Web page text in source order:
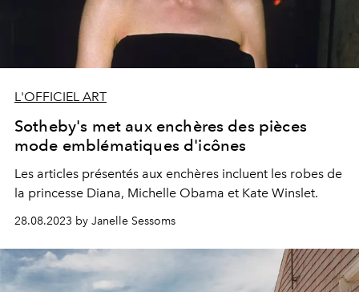
L'OFFICIEL ART
Sotheby's met aux enchères des pièces
mode emblématiques d'icônes
Les articles présentés aux enchères incluent les robes de
la princesse Diana, Michelle Obama et Kate Winslet.
28.08.2023 by Janelle Sessoms